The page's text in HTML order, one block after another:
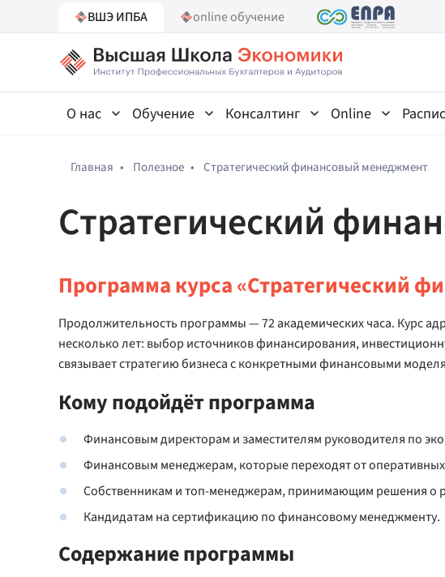
ВШЭ ИПБА online обучение
О нас Обучение Консалтинг Online
Главная • Полезное • Стратегический финансовый менеджмент
Стратегический
Программа курса «Стратегический
Продолжительность программы — 72 академических часа. Курс
несколько лет: выбор источников финансирования,
связывает стратегию бизнеса с конкретными финансовыми
Кому подойдёт программа
Финансовым директорам и заместителям руководителя по
Финансовым менеджерам, которые переходят от оперативных
Собственникам и топ-менеджерам, принимающим решения о
Кандидатам на сертификацию по финансовому менеджменту.
Содержание программы